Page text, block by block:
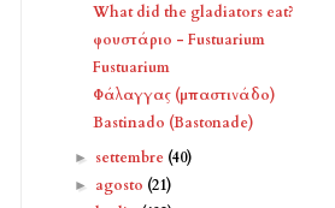
What did the gladiators eat?
φουστάριο - Fustuarium
Fustuarium
Φάλαγγας (μπαστινάδο)
Bastinado (Bastonade)
► settembre (40)
► agosto (21)